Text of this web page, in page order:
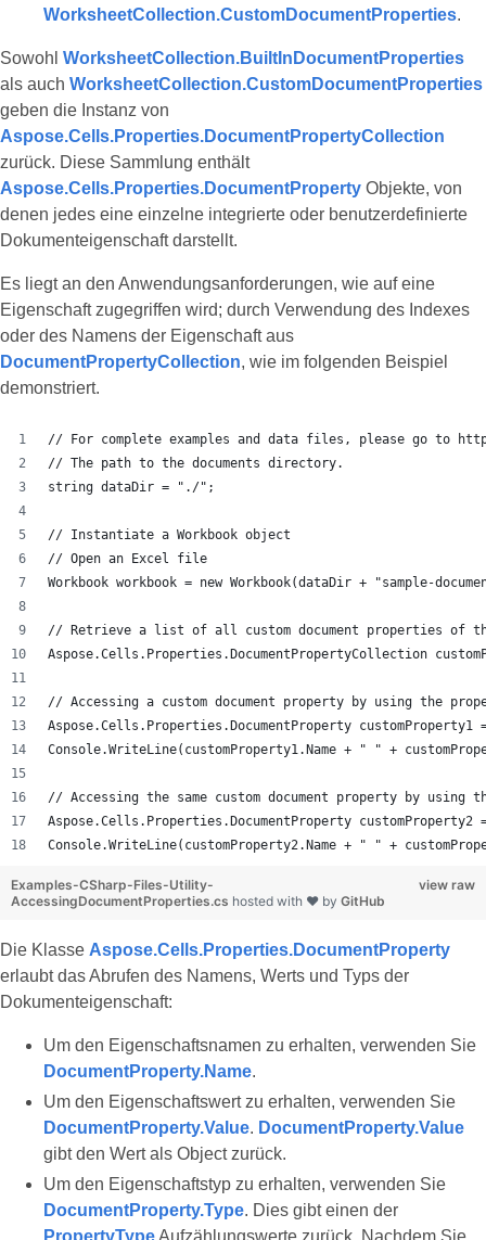
WorksheetCollection.CustomDocumentProperties.
Sowohl WorksheetCollection.BuiltInDocumentProperties
als auch WorksheetCollection.CustomDocumentProperties
geben die Instanz von
Aspose.Cells.Properties.DocumentPropertyCollection
zurück. Diese Sammlung enthält
Aspose.Cells.Properties.DocumentProperty Objekte, von
denen jedes eine einzelne integrierte oder benutzerdefinierte
Dokumenteigenschaft darstellt.
Es liegt an den Anwendungsanforderungen, wie auf eine
Eigenschaft zugegriffen wird; durch Verwendung des Indexes
oder des Namens der Eigenschaft aus
DocumentPropertyCollection, wie im folgenden Beispiel
demonstriert.
// For complete examples and data files, please go to
// The path to the documents directory.
string dataDir = "./";
// Instantiate a Workbook object
// Open an Excel file
Workbook workbook = new Workbook(dataDir + "sample-
// Retrieve a list of all custom document properties of
Aspose.Cells.Properties.DocumentPropertyCollection
// Accessing a custom document property by using the
Aspose.Cells.Properties.DocumentProperty
Console.WriteLine(customProperty1.Name + " " +
// Accessing the same custom document property by using
Aspose.Cells.Properties.DocumentProperty
Console.WriteLine(customProperty2.Name + " " +
view raw
Examples-CSharp-Files-Utility-
AccessingDocumentProperties.cs hosted with ❤ by GitHub
Die Klasse Aspose.Cells.Properties.DocumentProperty
erlaubt das Abrufen des Namens, Werts und Typs der
Dokumenteigenschaft:
Um den Eigenschaftsnamen zu erhalten, verwenden Sie
DocumentProperty.Name.
Um den Eigenschaftswert zu erhalten, verwenden Sie
DocumentProperty.Value. DocumentProperty.Value
gibt den Wert als Object zurück.
Um den Eigenschaftstyp zu erhalten, verwenden Sie
DocumentProperty.Type. Dies gibt einen der
PropertyType Aufzählungswerte zurück. Nachdem Sie